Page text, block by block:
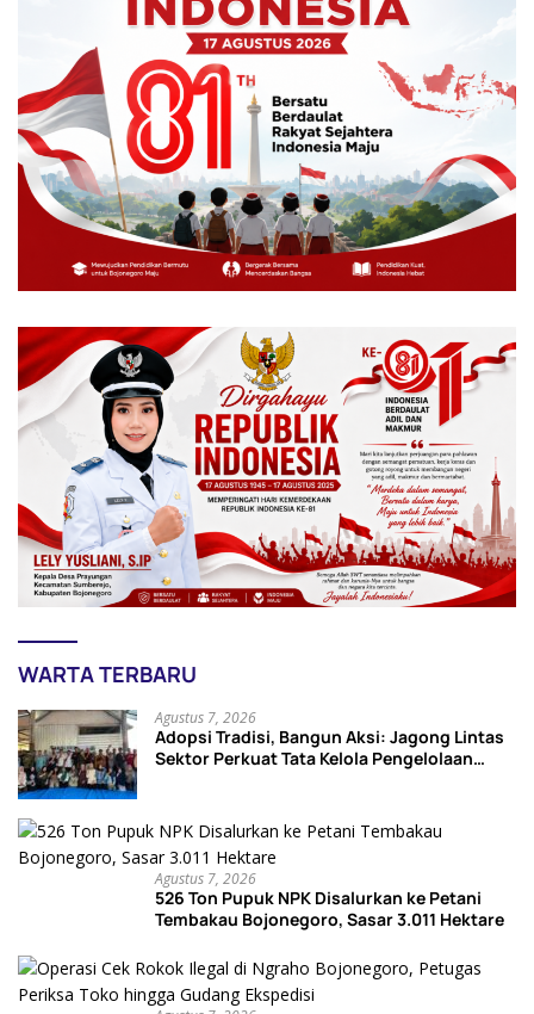
WARTA TERBARU
Agustus 7, 2026
Adopsi Tradisi, Bangun Aksi: Jagong Lintas
Sektor Perkuat Tata Kelola Pengelolaan
Agustus 7, 2026
526 Ton Pupuk NPK Disalurkan ke Petani
Tembakau Bojonegoro, Sasar 3.011 Hektare